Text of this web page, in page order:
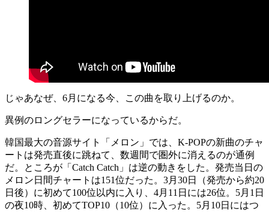
じゃあなぜ、6月になる今、この曲を取り上げるのか。
異例のロングセラーになっているからだ。
韓国最大の音源サイト「メロン」では、K-POPの新曲のチャ
ートは発売直後に跳ねて、数週間で圏外に消えるのが通例
だ。ところが「Catch Catch」は逆の動きをした。発売当日の
メロン日間チャートは151位だった。3月30日（発売から約20
日後）に初めて100位以内に入り、4月11日には26位。5月1日
の夜10時、初めてTOP10（10位）に入った。5月10日にはつ